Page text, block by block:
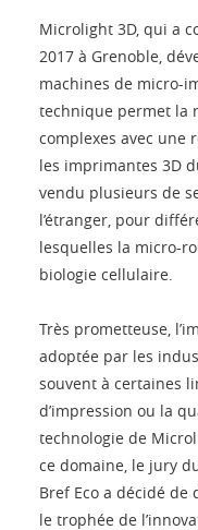
Microlight 3D, qui a
2017 à Grenoble,
machines de micro-
technique permet la
complexes avec une
les imprimantes 3D
vendu plusieurs de
l’étranger, pour
lesquelles la micro-
biologie cellulaire.
Très prometteuse,
adoptée par les
souvent à certaines
d’impression ou la
technologie de
ce domaine, le jury
Bref Eco a décidé
le trophée de